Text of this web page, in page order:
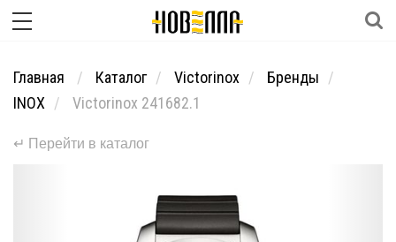
Главная Каталог Victorinox
Бренды
INOX
Victorinox 241682.1
↵ Перейти в каталог